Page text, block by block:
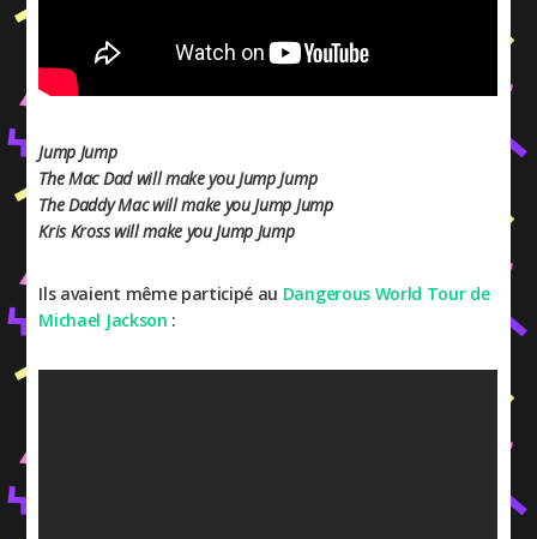
Jump Jump
The Mac Dad will make you Jump Jump
The Daddy Mac will make you Jump Jump
Kris Kross will make you Jump Jump
Ils avaient même participé au Dangerous World Tour de
Michael Jackson :